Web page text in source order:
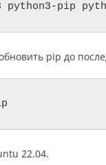
pip
pip до
22.04.